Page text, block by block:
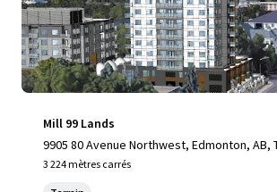
Mill 99 Lands
9905 80 Avenue Northwest, Edmonton, AB,
3 224 mètres carrés